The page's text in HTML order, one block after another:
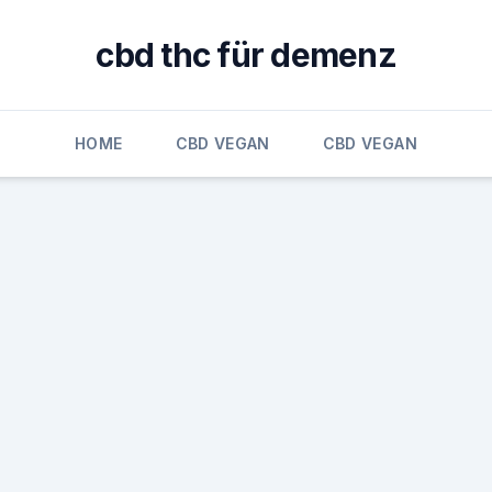
cbd thc für demenz
HOME CBD VEGAN CBD VEGAN